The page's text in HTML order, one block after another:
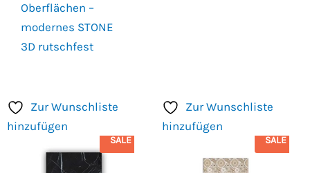
Oberflächen –
modernes STONE
3D rutschfest
Zur Wunschliste
hinzufügen
SALE
Zur Wunschliste
hinzufügen
SALE